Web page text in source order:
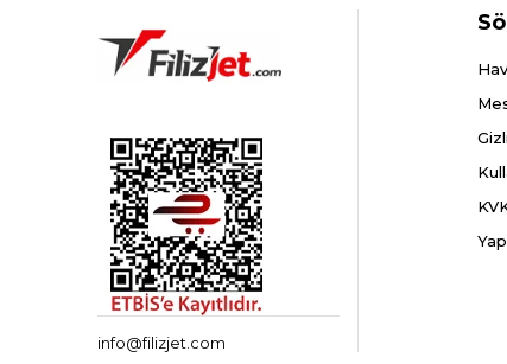
info@filizjet.com